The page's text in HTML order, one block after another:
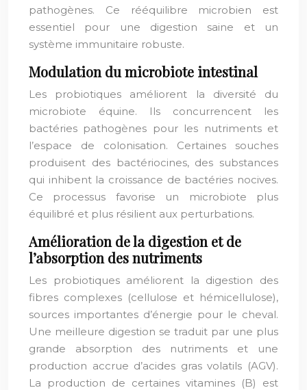
pathogènes. Ce rééquilibre microbien est
essentiel pour une digestion saine et un
système immunitaire robuste.
Modulation du microbiote intestinal
Les probiotiques améliorent la diversité du
microbiote équine. Ils concurrencent les
bactéries pathogènes pour les nutriments et
l’espace de colonisation. Certaines souches
produisent des bactériocines, des substances
qui inhibent la croissance de bactéries nocives.
Ce processus favorise un microbiote plus
équilibré et plus résilient aux perturbations.
Amélioration de la digestion et de
l’absorption des nutriments
Les probiotiques améliorent la digestion des
fibres complexes (cellulose et hémicellulose),
sources importantes d’énergie pour le cheval.
Une meilleure digestion se traduit par une plus
grande absorption des nutriments et une
production accrue d’acides gras volatils (AGV).
La production de certaines vitamines (B) est